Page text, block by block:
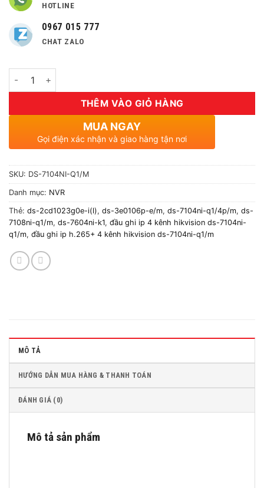
HOTLINE
0967 015 777
CHAT ZALO
Số lượng
THÊM VÀO GIỎ HÀNG
MUA NGAY
Gọi điện xác nhận và giao hàng tận nơi
SKU: DS-7104NI-Q1/M
Danh mục: NVR
Thẻ: ds-2cd1023g0e-i(l), ds-3e0106p-e/m, ds-7104ni-q1/4p/m, ds-
7108ni-q1/m, ds-7604ni-k1, đầu ghi ip 4 kênh hikvision ds-7104ni-
q1/m, đầu ghi ip h.265+ 4 kênh hikvision ds-7104ni-q1/m
MÔ TẢ
HƯỚNG DẪN MUA HÀNG & THANH TOÁN
ĐÁNH GIÁ (0)
Mô tả sản phẩm